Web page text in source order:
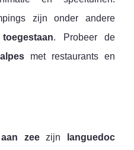
zijn onder andere
. Probeer de
met restaurants en
zeezijn
languedoc